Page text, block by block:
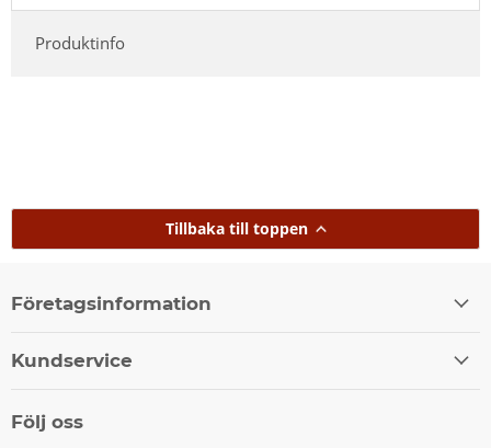
Produktinfo
Tillbaka till toppen
Företagsinformation
Kundservice
Följ oss